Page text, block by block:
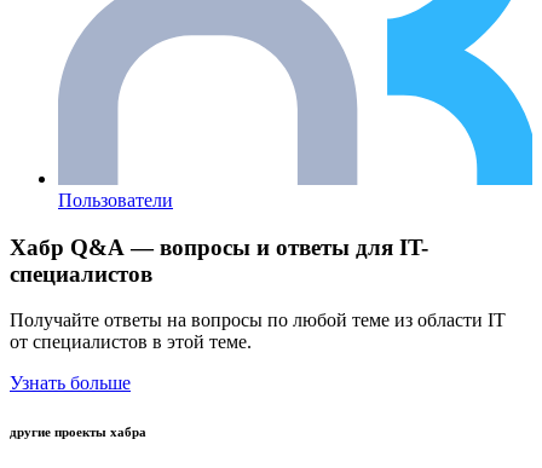
Пользователи
Хабр Q&A — вопросы и ответы для IT-
специалистов
Получайте ответы на вопросы по любой теме из области IT
от специалистов в этой теме.
Узнать больше
другие проекты хабра